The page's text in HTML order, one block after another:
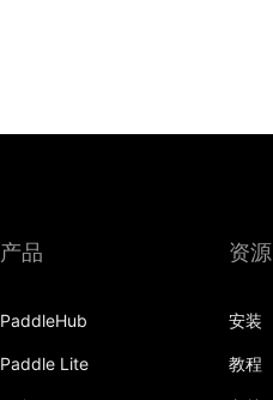
产品
PaddleHub
Paddle Lite
资源
安装
教程